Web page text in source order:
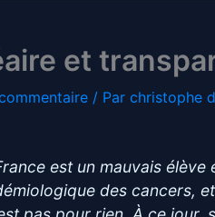
et
/ Par christophe
est un mauvais élève
des cancers,